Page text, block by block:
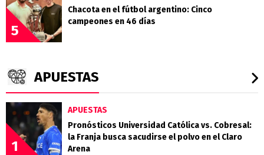
5
Chacota en el fútbol argentino: Cinco
campeones en 46 días
APUESTAS
1
APUESTAS
Pronósticos Universidad Católica vs. Cobresal:
la Franja busca sacudirse el polvo en el Claro
Arena